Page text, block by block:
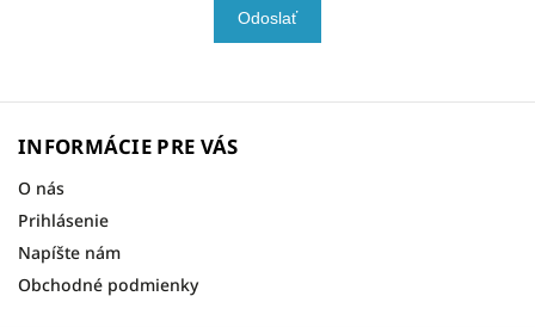
Odoslať
INFORMÁCIE PRE VÁS
O nás
Prihlásenie
Napíšte nám
Obchodné podmienky